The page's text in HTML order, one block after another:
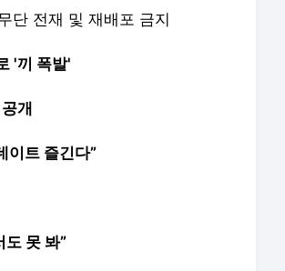
단 전재 및 재배포 금지
'끼 폭발'
개
이트 즐긴다”
못 봐”